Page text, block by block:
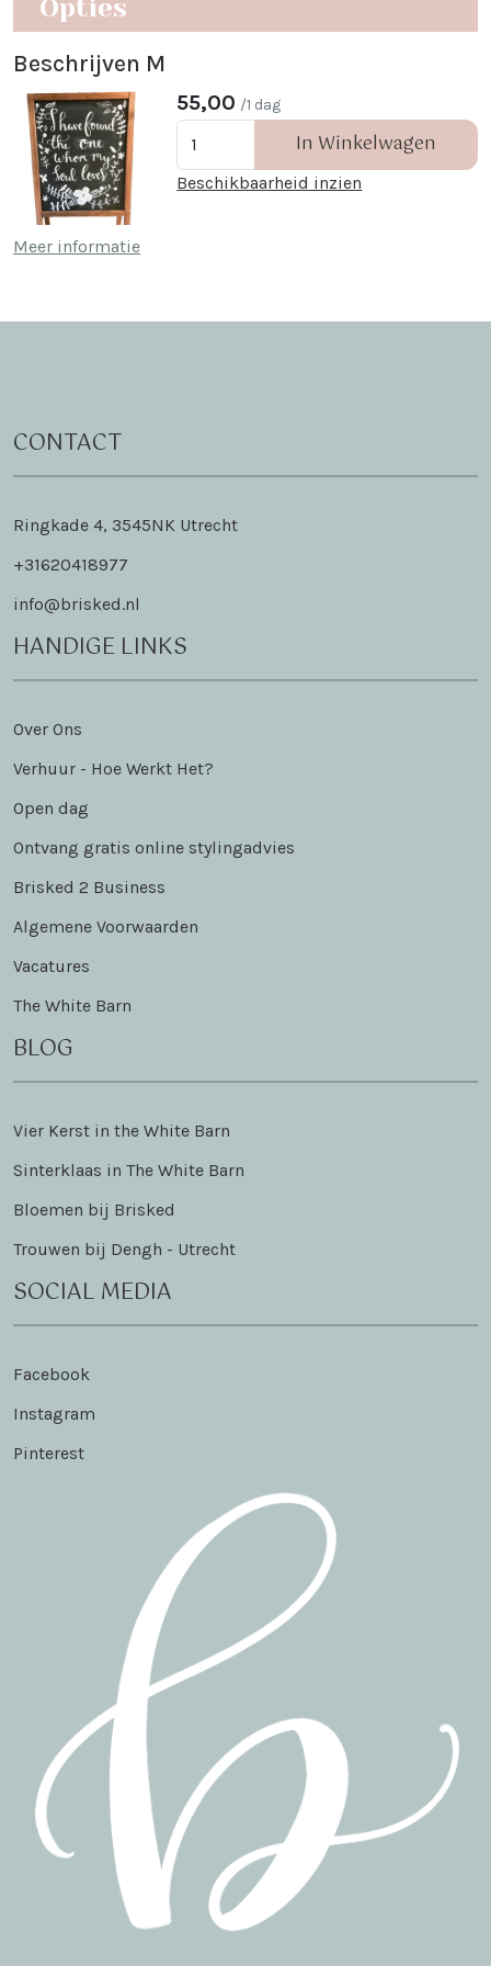
Opties
Beschrijven M
55,00 /1 dag
In Winkelwagen
Beschikbaarheid inzien
Meer informatie
CONTACT
Ringkade 4, 3545NK Utrecht
+31620418977
info@brisked.nl
HANDIGE LINKS
Over Ons
Verhuur - Hoe Werkt Het?
Open dag
Ontvang gratis online stylingadvies
Brisked 2 Business
Algemene Voorwaarden
Vacatures
The White Barn
BLOG
Vier Kerst in the White Barn
Sinterklaas in The White Barn
Bloemen bij Brisked
Trouwen bij Dengh - Utrecht
SOCIAL MEDIA
Facebook
Instagram
Pinterest